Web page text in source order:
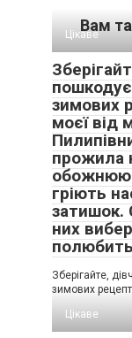
Вам
Цікаве
зимових
моєї від
прожила
гріють
затишок.
них
Зберігайте,
зимових
Цікаве